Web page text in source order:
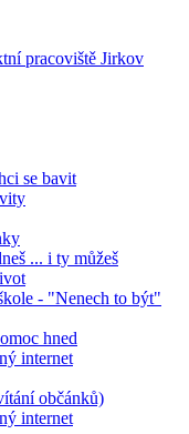
pracoviště Jirkov
se bavit
... i ty můžeš
- "Nenech to být"
hned
internet
občánků)
internet